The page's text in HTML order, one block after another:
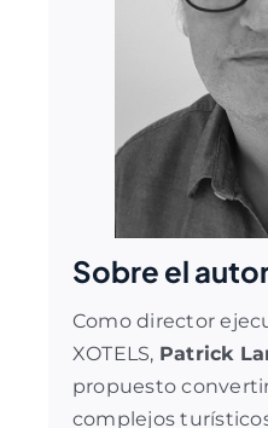
Sobre el
Como director
XOTELS, Patrick
propuesto
complejos